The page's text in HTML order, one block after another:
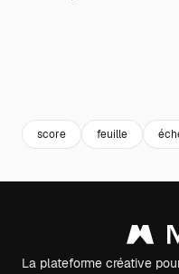
score feuille
La plateforme créative